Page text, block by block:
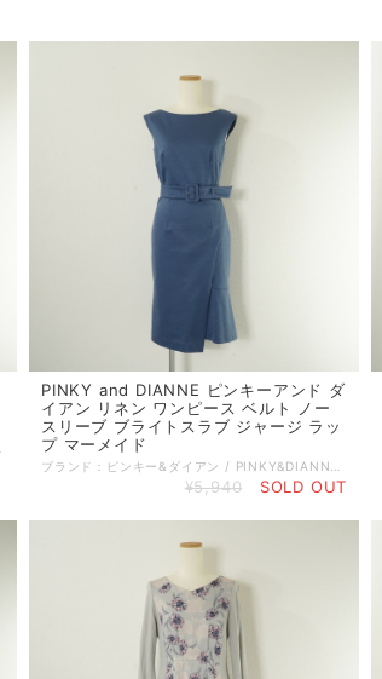
PINKY and DIANNE ピンキーアンド ダ
イアン リネン ワンピース ベルト ノー
スリーブ ブライトスラブ ジャージ ラッ
プ マーメイド
¥5,940 SOLD OUT